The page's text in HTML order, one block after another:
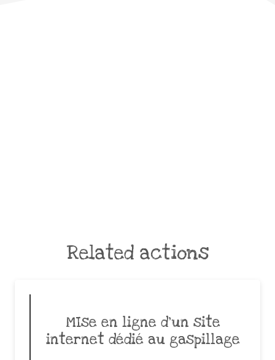
Related actions
MIse en ligne d’un site
internet dédié au gaspillage